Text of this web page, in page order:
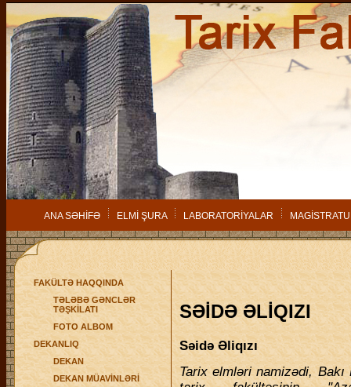
ANA SƏHİFƏ ELMİ ŞURA LABORATORİYALAR
FAKÜLTƏ HAQQINDA
TƏLƏBƏ GƏNCLƏR
TƏŞKİLATI
FOTO ALBOM
DEKANLIQ
DEKAN
DEKAN MÜAVİNLƏRİ
SƏİDƏ ƏLİQIZI
Səidə Əliqızı
Tarix elmləri namizədi,